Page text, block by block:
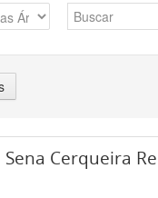
Cerqueira